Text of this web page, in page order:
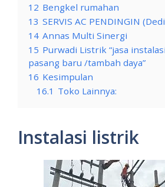
12 Bengkel rumahan
13 SERVIS AC PENDINGIN
14 Annas Multi Sinergi
15 Purwadi Listrik “jasa
pasang baru /tambah daya”
16 Kesimpulan
16.1 Toko Lainnya:
Instalasi listrik